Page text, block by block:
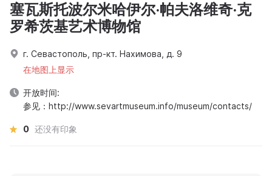
塞瓦斯托波尔米哈伊尔·帕夫洛维奇·克
罗希茨基艺术博物馆
г. Севастополь, пр-кт. Нахимова, д. 9
在地图上显示
开放时间:
参见：http://www.sevartmuseum.info/museum/contacts/
0 还没有印象